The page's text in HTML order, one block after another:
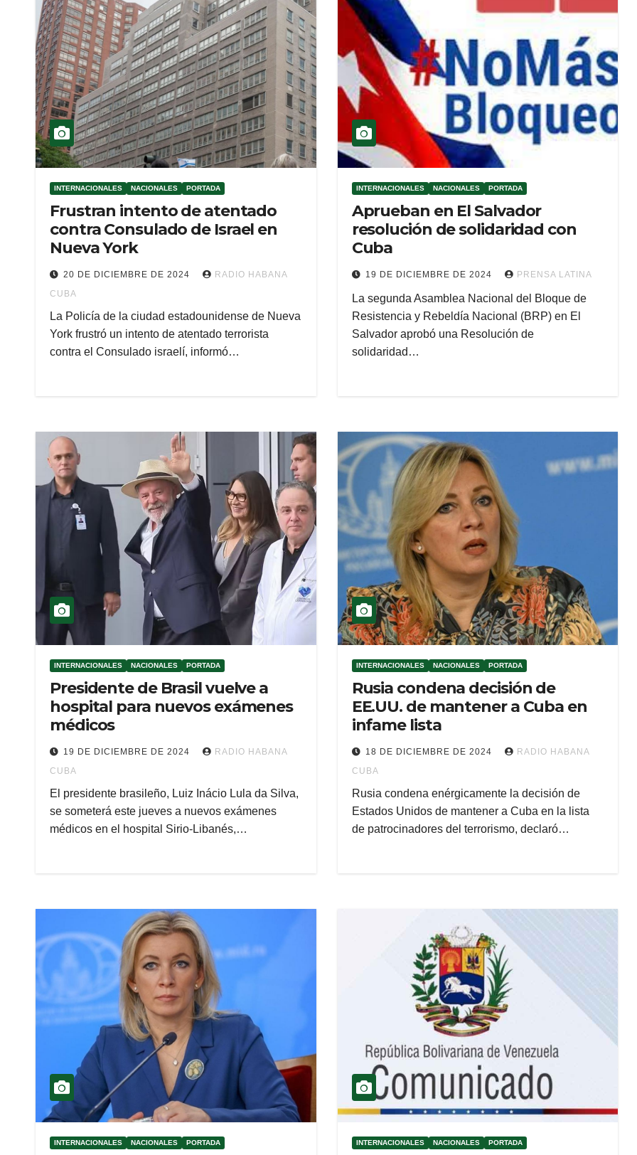
INTERNACIONALES NACIONALES PORTADA
Frustran intento de atentado
contra Consulado de Israel en
Nueva York
20 DE DICIEMBRE DE 2024
RADIO HABANA
CUBA
La Policía de la ciudad estadounidense de Nueva
York frustró un intento de atentado terrorista
contra el Consulado israelí, informó…
INTERNACIONALES NACIONALES PORTADA
Aprueban en El Salvador
resolución de solidaridad con
Cuba
19 DE DICIEMBRE DE 2024 PRENSA LATINA
La segunda Asamblea Nacional del Bloque de
Resistencia y Rebeldía Nacional (BRP) en El
Salvador aprobó una Resolución de
solidaridad…
INTERNACIONALES NACIONALES PORTADA
Presidente de Brasil vuelve a
hospital para nuevos exámenes
médicos
19 DE DICIEMBRE DE 2024
RADIO HABANA
CUBA
El presidente brasileño, Luiz Inácio Lula da Silva,
se someterá este jueves a nuevos exámenes
médicos en el hospital Sirio-Libanés,…
INTERNACIONALES NACIONALES PORTADA
Rusia condena decisión de
EE.UU. de mantener a Cuba en
infame lista
18 DE DICIEMBRE DE 2024
RADIO HABANA
CUBA
Rusia condena enérgicamente la decisión de
Estados Unidos de mantener a Cuba en la lista
de patrocinadores del terrorismo, declaró…
INTERNACIONALES NACIONALES PORTADA INTERNACIONALES NACIONALES PORTADA